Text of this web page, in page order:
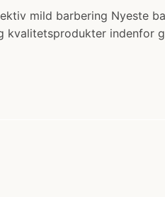
mild barbering Nyeste
indenfor